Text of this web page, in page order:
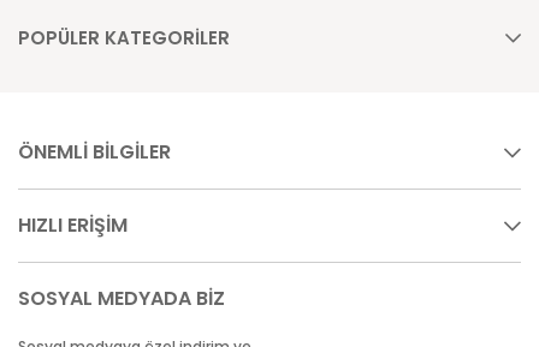
POPÜLER KATEGORİLER
ÖNEMLİ BİLGİLER
HIZLI ERİŞİM
SOSYAL MEDYADA BİZ